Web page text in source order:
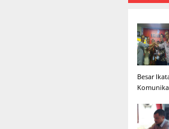
Besar